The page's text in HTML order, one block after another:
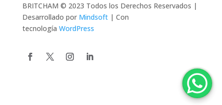
BRITCHAM © 2023 Todos los Derechos Reservados |
Desarrollado por Mindsoft| Con
tecnología WordPress